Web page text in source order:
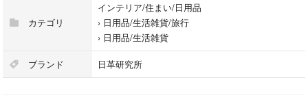
●誘引マット
・Rサイズ：約10cm × 約10cm
・効果期間：開封後→約3ヶ月
(未開封→約2年)
・有効面積：約1平方メートル
カテゴリ
インテリア/住まい/日用品
› 日用品/生活雑貨/旅行
› 日用品/生活雑貨
ブランド 日革研究所